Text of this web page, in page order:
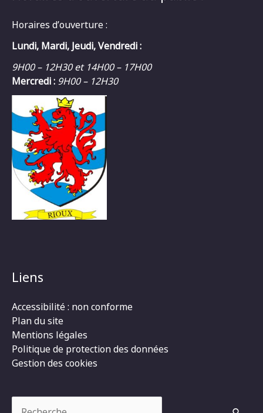
Horaires d’ouverture :
Lundi, Mardi, Jeudi, Vendredi :
9H00 – 12H30 et 14H00 – 17H00
Mercredi : 9H00 – 12H30
Liens
Accessibilité : non conforme
Plan du site
Mentions légales
Politique de protection des données
Gestion des cookies